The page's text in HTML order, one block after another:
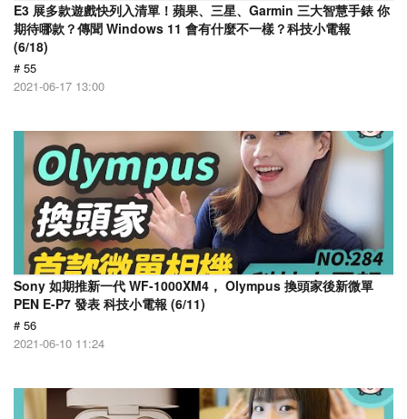
E3 展多款遊戲快列入清單！蘋果、三星、Garmin 三大智慧手錶 你
期待哪款？傳聞 Windows 11 會有什麼不一樣？科技小電報
(6/18)
# 55
2021-06-17 13:00
Sony 如期推新一代 WF-1000XM4， Olympus 換頭家後新微單
PEN E-P7 發表 科技小電報 (6/11)
# 56
2021-06-10 11:24